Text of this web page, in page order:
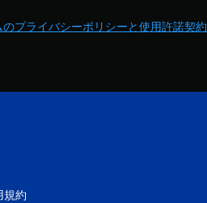
のプライバシーポリシーと使用許諾契約
規約